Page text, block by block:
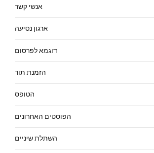
אנשי קשר
ארגון נסיעה
דוגמא לפרסום
הזמנת תור
הטופס
הפוסטים האחרונים
השתלת שיניים